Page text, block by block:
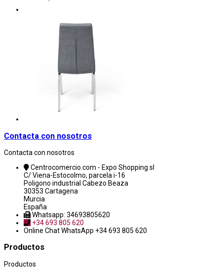
Contacta con nosotros
Contacta con nosotros
Centrocomercio.com - Expo Shopping sl
C/ Viena-Estocolmo, parcela i-16
Poligono industrial Cabezo Beaza
30353 Cartagena
Murcia
España
Whatsapp: 34693805620
+34 693 805 620
Online ChatWhatsApp +34 693 805 620
Productos
Productos